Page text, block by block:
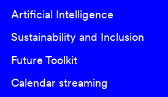
Artificial Intelligence
Sustainability and Inclusion
Future Toolkit
Calendar streaming